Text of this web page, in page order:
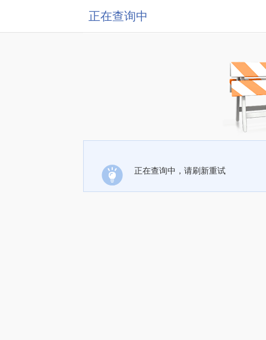
正在查询中
正在查询中，请刷新重试